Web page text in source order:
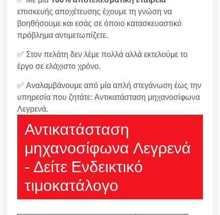
επισκευής αποχέτευσης έχουμε τη γνώση να
βοηθήσουμε και εσάς σε όποιο κατασκευαστικό
πρόβλημα αντιμετωπίζετε.
✅ Στον πελάτη δεν λέμε πολλά αλλά εκτελούμε το
έργο σε ελάχιστο χρόνο.
✅ Αναλαμβάνουμε από μία απλή στεγάνωση έως την
υπηρεσία που ζητάτε: Αντικατάσταση μηχανοσίφωνα
Λεγρενά.
Αντικατάσταση
μηχανοσίφωνα Λεγρενά
- Δείτε Ενδεικτικό
τιμοκατάλογο